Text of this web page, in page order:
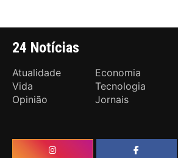
24 Notícias
Atualidade Economia
Vida
Tecnologia
Opinião
Jornais